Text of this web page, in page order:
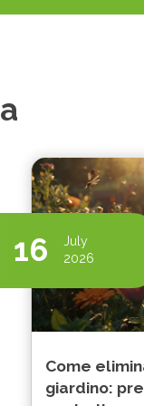
16
July
2026
Come
giardino: